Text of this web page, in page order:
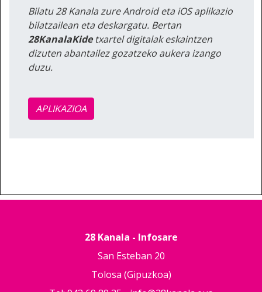
Bilatu 28 Kanala zure Android eta iOS aplikazio
bilatzailean eta deskargatu. Bertan
28KanalaKidetxartel digitalak eskaintzen
dizuten abantailez gozatzeko aukera izango
duzu.
APLIKAZIOA
28 Kanala - Infosare
San Esteban 20
Tolosa (Gipuzkoa)